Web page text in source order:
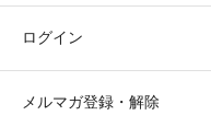
ログイン
メルマガ登録・解除